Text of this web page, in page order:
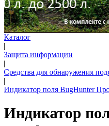
Каталог
|
Защита информации
|
Средства для обнаружения
|
Индикатор поля BugHunter
Индикатор